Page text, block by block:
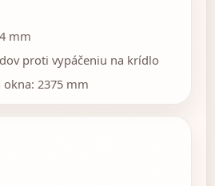
mm
proti vypáčeniu na krídlo
2375 mm